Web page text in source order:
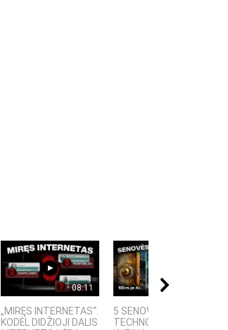
08:11
„MIRĘS INTERNETAS“:
KODĖL DIDŽIOJI DALIS
5 SENOVĖS
TECHNOLOGIJOS,